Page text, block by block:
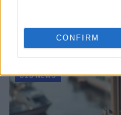
CONFIRM
e rimettono capitale
Linda Pellegrini · 7 Lug 2026
B2B NEWS